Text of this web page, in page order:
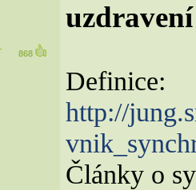
868
Definice:
http://
Články o